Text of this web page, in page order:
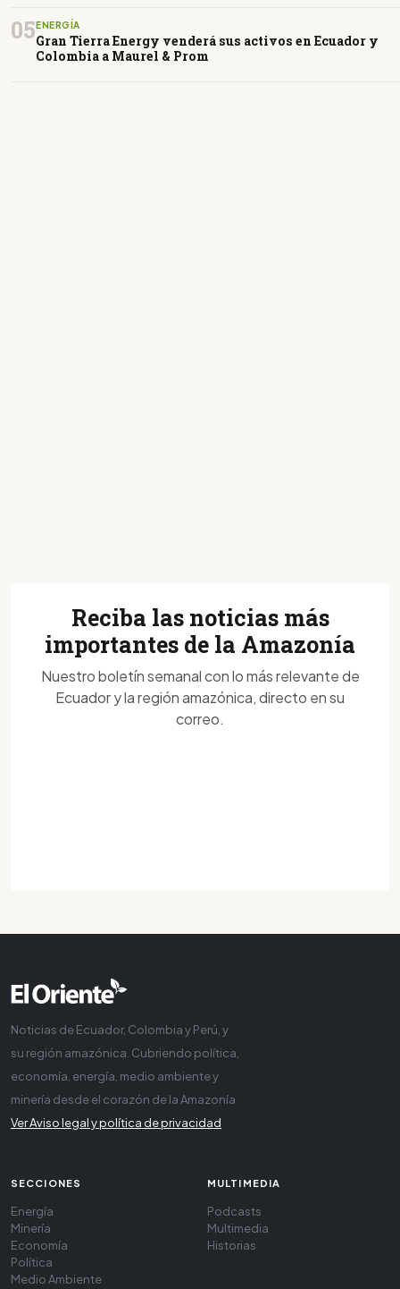
05ENERGÍA
Gran Tierra Energy venderá sus activos en Ecuador y
Colombia a Maurel & Prom
Reciba las noticias más
importantes de la Amazonía
Nuestro boletín semanal con lo más relevante de
Ecuador y la región amazónica, directo en su
correo.
Noticias de Ecuador, Colombia y Perú, y
su región amazónica. Cubriendo política,
economía, energía, medio ambiente y
minería desde el corazón de la Amazonía
Ver Aviso legal y política de privacidad
SECCIONES
Energía
Minería
Economía
Política
Medio Ambiente
MULTIMEDIA
Podcasts
Multimedia
Historias